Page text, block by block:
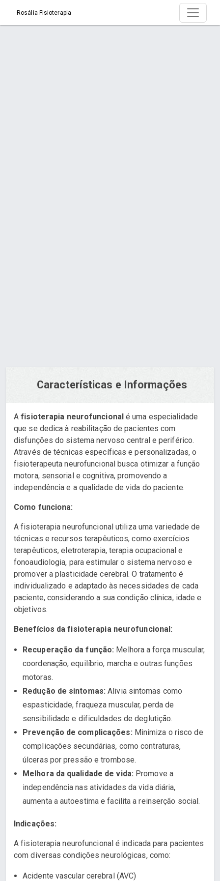
Rosália Fisioterapia
Características e Informações
Afisioterapia neurofuncionalé uma especialidade
que se dedica à reabilitação de pacientes com
disfunções do sistema nervoso central e periférico.
Através de técnicas específicas e personalizadas, o
fisioterapeuta neurofuncional busca otimizar a função
motora, sensorial e cognitiva, promovendo a
independência e a qualidade de vida do paciente.
Como funciona:
A fisioterapia neurofuncional utiliza uma variedade de
técnicas e recursos terapêuticos, como exercícios
terapêuticos, eletroterapia, terapia ocupacional e
fonoaudiologia, para estimular o sistema nervoso e
promover a plasticidade cerebral. O tratamento é
individualizado e adaptado às necessidades de cada
paciente, considerando a sua condição clínica, idade e
objetivos.
Benefícios da fisioterapia neurofuncional:
Recuperação da função: Melhora a força muscular,
coordenação, equilíbrio, marcha e outras funções
motoras.
Redução de sintomas: Alivia sintomas como
espasticidade, fraqueza muscular, perda de
sensibilidade e dificuldades de deglutição.
Prevenção de complicações: Minimiza o risco de
complicações secundárias, como contraturas,
úlceras por pressão e trombose.
Melhora da qualidade de vida: Promove a
independência nas atividades da vida diária,
aumenta a autoestima e facilita a reinserção social.
Indicações:
A fisioterapia neurofuncional é indicada para pacientes
com diversas condições neurológicas, como:
Acidente vascular cerebral (AVC)